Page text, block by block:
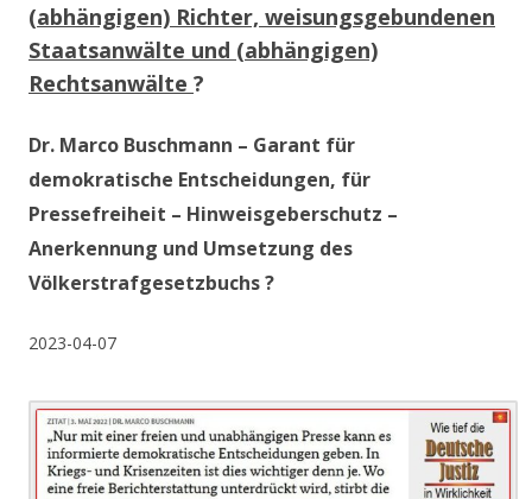
(abhängigen) Richter, weisungsgebundenen
Staatsanwälte und (abhängigen)
Rechtsanwälte ?
Dr. Marco Buschmann – Garant für
demokratische Entscheidungen, für
Pressefreiheit – Hinweisgeberschutz –
Anerkennung und Umsetzung des
Völkerstrafgesetzbuchs ?
2023-04-07